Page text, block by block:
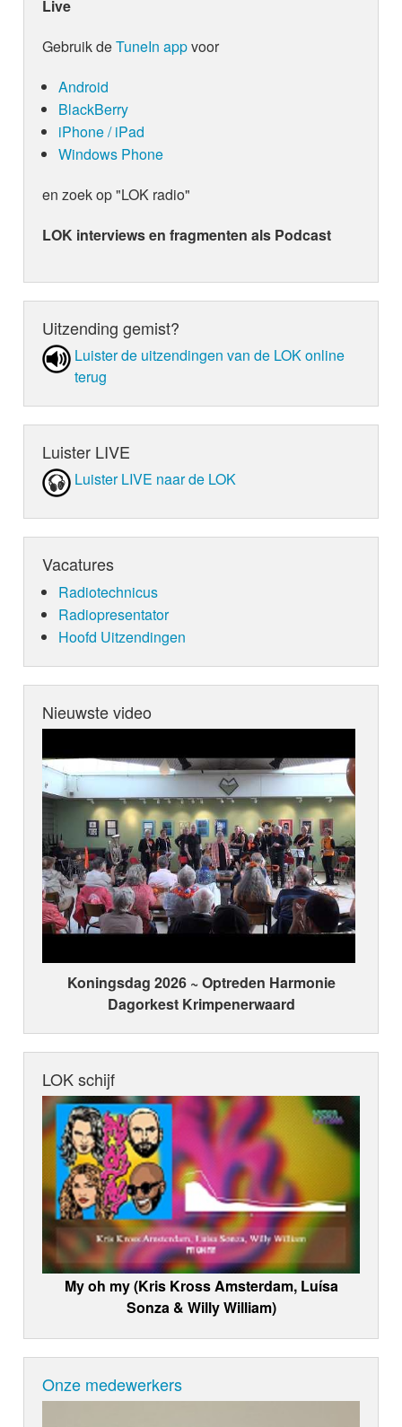
Live
Gebruik deTuneIn appvoor
Android
BlackBerry
iPhone / iPad
Windows Phone
en zoek op "LOK radio"
LOK interviews en fragmenten als Podcast
Uitzending gemist?
Luister de uit­zen­din­gen van de LOK online
terug
Luister LIVE
Luister LIVE naar de LOK
Vacatures
Radiotechnicus
Radiopresentator
Hoofd Uitzendingen
Nieuwste video
Koningsdag 2026 ~ Optreden Harmonie
Dagorkest Krimpenerwaard
LOK schijf
My oh my (Kris Kross Amsterdam, Luísa
Sonza & Willy William)
Onze medewerkers